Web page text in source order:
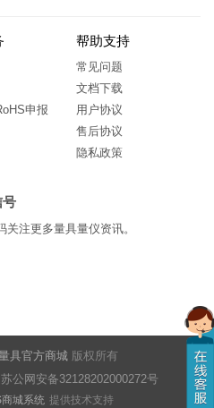
申报
帮助支持
常见问题
文档下载
用户协议
售后协议
隐私政策
号
关注更多量具量仪资讯。
具官方商城版权所有
苏公网安备32128202000272号
城系统 提供技术支持